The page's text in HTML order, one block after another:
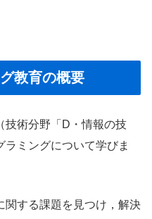
教育の概要
技術分野「D・情報の技
ミングについて学びま
関する課題を見つけ，解決